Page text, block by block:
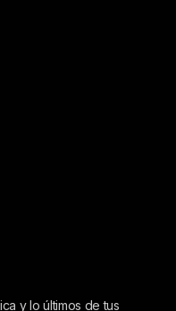
y lo últimos de tus